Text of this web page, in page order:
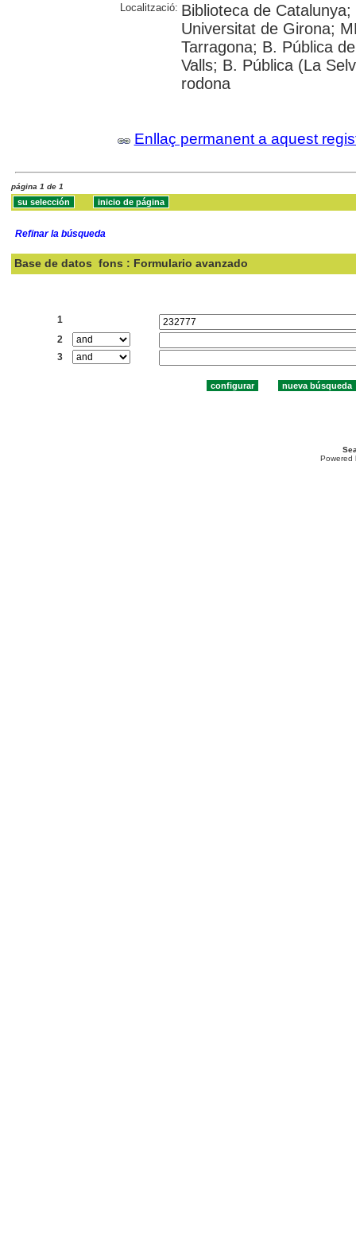
Localització: Biblioteca de
Universitat de Girona;
Tarragona; B. Pública
Valls; B. Pública (La
rodona
Enllaç permanent a aquest
página 1 de 1
Refinar la búsqueda
Base de datos fons : Formulario avanzado
1
2
3